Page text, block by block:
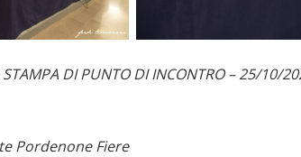
DI PUNTO DI INCONTRO – 25/10/
Pordenone Fiere